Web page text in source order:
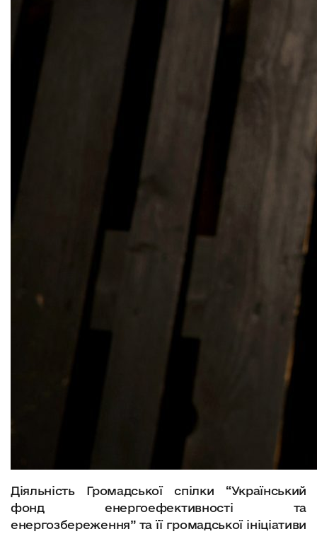
Діяльність Громадської спілки “Український
фонд енергоефективності та
енергозбереження” та її громадської ініціативи